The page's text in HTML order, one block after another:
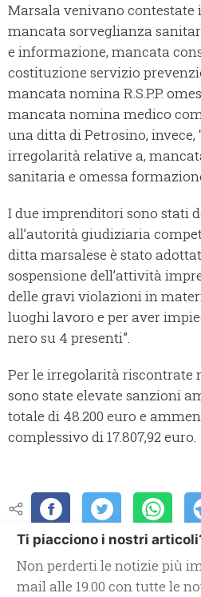
Marsala venivano
mancata sorveglianza
e informazione, mancata
costituzione servizio
mancata nomina R.S.P.P.
mancata nomina medico
una ditta di Petrosino, invece,
irregolarità relative a,
sanitaria e omessa
I due imprenditori sono stati
all’autorità giudiziaria
ditta marsalese è stato
sospensione dell’attività
delle gravi violazioni in
luoghi lavoro e per aver
nero su 4 presenti”.
Per le irregolarità riscontrate
sono state elevate sanzioni
totale di 48.200 euro e
complessivo di 17.807,92 euro.
Ti piacciono i nostri
Non perderti le notizie più
mail alle 19.00 con tutte le